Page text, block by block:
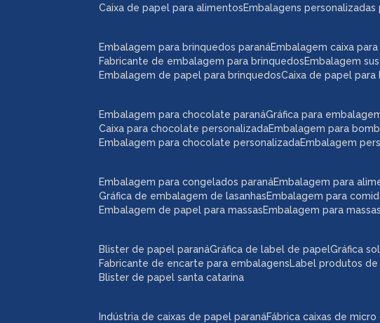
caixa de papel para alimentos embalagens
embalagem caixa
embalagem
caixa de papel
embalagem de papel para brinquedos
fabricante de embalagem para brinquedos
embalagem para brinquedos paraná
gráfica para
embalagem para
embalagem para chocolate personalizada
caixa para chocolate personalizada
embalagem
embalagem para chocolate paraná
embalagem para
embalagem para
embalagem de papel para massas
gráfica de embalagem de lasanhas
embalagem para
embalagem para congelados paraná
gráfica de label de papel
gráfica
fabricante de encarte para embalagens label produtos
blister de papel santa catarina
blister de papel paraná
fábrica caixas de
indústria de caixas de papel paraná